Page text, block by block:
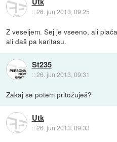
::26. jun 2013, 09:25
Z veseljem. Sej je vseeno, ali
ali daš pa karitasu.
St235
::26. jun 2013, 09:31
Zakaj se potem pritožuješ?
Utk
::26. jun 2013, 09:33